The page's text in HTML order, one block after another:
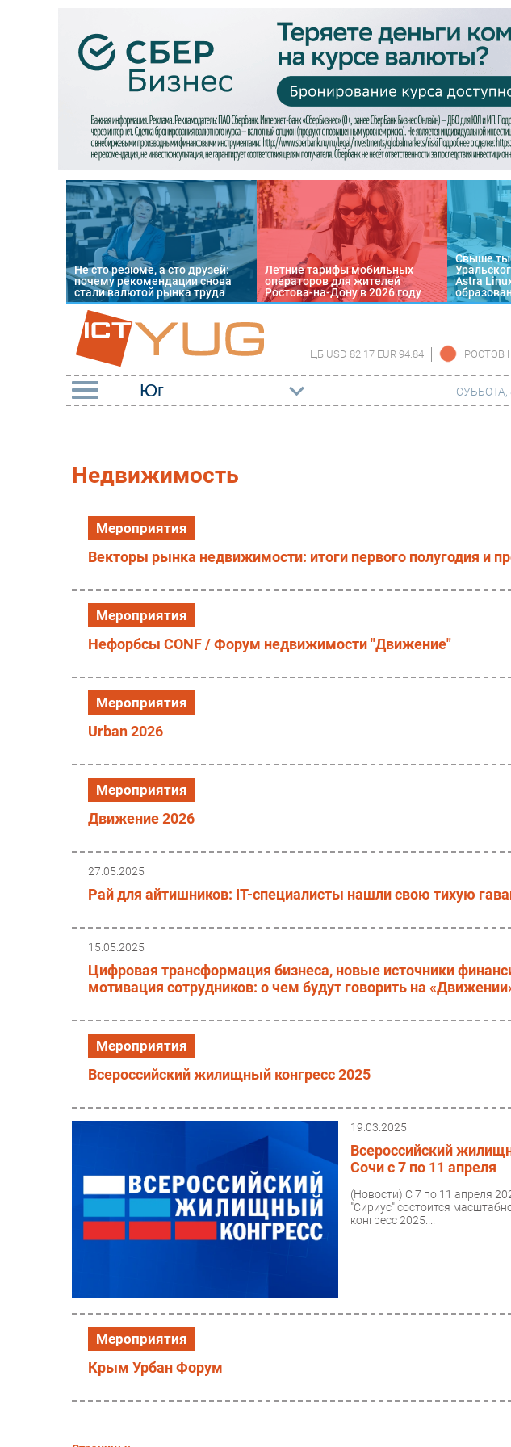
Не сто резюме, а сто друзей:
почему рекомендации снова
стали валютой рынка труда
Летние тарифы мобильных
операторов для жителей
Ростова-на-Дону в 2026 году
Свыше
Astra
ЦБ USD 82.17 EUR 94.84 РОСТОВ
Импорто­замещение
Промышленности
Интернет
Мобильная связь
Интеграция
Рынок ПК
ПО
Регулирование
СУББОТА,
Недвижимость
Мероприятия
Векторы рынка недвижимости: итоги первого полугодия и
Мероприятия
Нефорбсы CONF / Форум недвижимости "Движение"
Мероприятия
Urban 2026
Мероприятия
Движение 2026
27.05.2025
Рай для айтишников: IT-специалисты нашли свою тихую
15.05.2025
Цифровая трансформация бизнеса, новые источники
мотивация сотрудников: о чем будут говорить на
Мероприятия
Всероссийский жилищный конгресс 2025
19.03.2025
Всероссийский
Сочи с 7 по 11 апреля
(Новости) С 7 по 11 апреля
"Сириус" состоится
конгресс 2025....
Мероприятия
Крым Урбан Форум